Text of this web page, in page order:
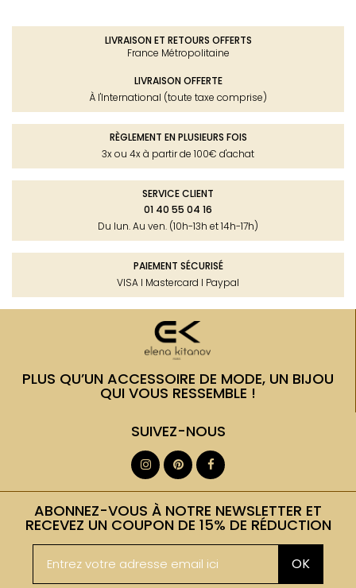
LIVRAISON ET RETOURS OFFERTS
France Métropolitaine
LIVRAISON OFFERTE
À l'International (toute taxe comprise)
RÈGLEMENT EN PLUSIEURS FOIS
3x ou 4x à partir de 100€ d'achat
SERVICE CLIENT
01 40 55 04 16
Du lun. Au ven. (10h-13h et 14h-17h)
PAIEMENT SÉCURISÉ
VISA I Mastercard I Paypal
PLUS QU’UN ACCESSOIRE DE MODE, UN BIJOU
QUI VOUS RESSEMBLE !
SUIVEZ-NOUS
ABONNEZ-VOUS À NOTRE NEWSLETTER ET
RECEVEZ UN COUPON DE 15% DE RÉDUCTION
OK